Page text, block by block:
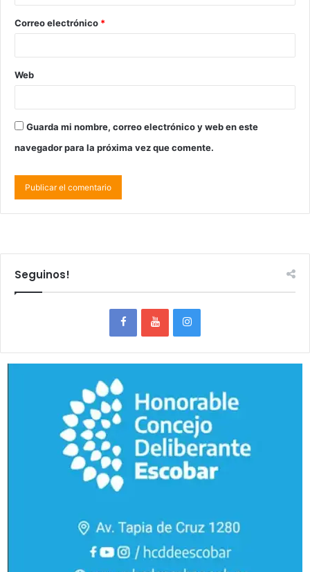
Correo electrónico *
Web
Guarda mi nombre, correo electrónico y web en este
navegador para la próxima vez que comente.
Seguinos!